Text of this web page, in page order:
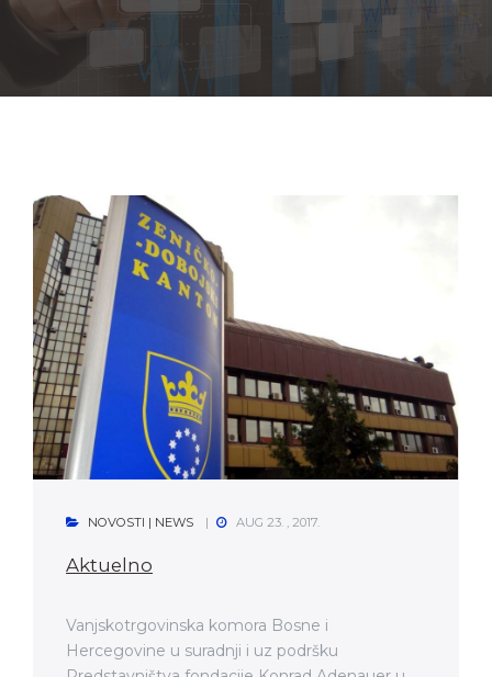
NOVOSTI | NEWS AUG 23. , 2017.
Aktuelno
Vanjskotrgovinska komora Bosne i
Hercegovine u suradnji i uz podršku